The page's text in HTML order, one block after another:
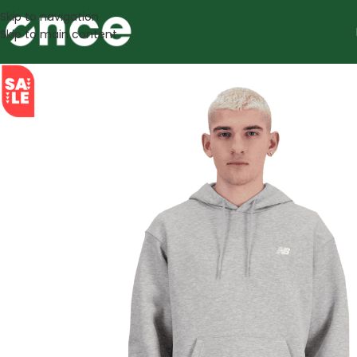
Skip to navigation
Skip to main content
SALE